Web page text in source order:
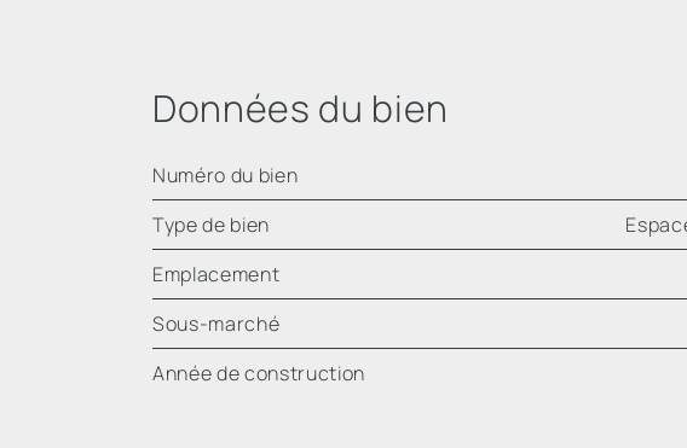
Données du bien
Numéro du bien
Type de bien
Emplacement
Sous-marché
Année de construction